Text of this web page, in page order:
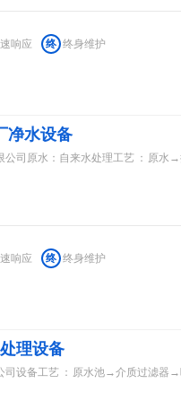
响应 终 终身维护
净水设备
公司原水：自来水处理工艺 ：
响应 终 终身维护
理设备
司设备工艺 ： 原水池→介质过滤